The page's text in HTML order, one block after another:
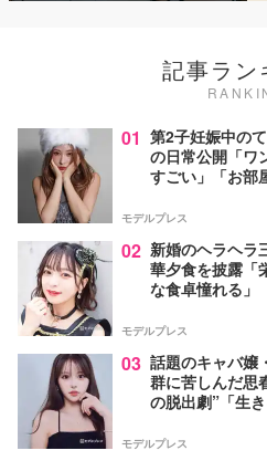
記事ラン
01 第2子妊娠中の
の日常公開「ワ
すごい」「お部
モデルプレス
02 新婚のヘラヘラ
華夕食を披露「
な食卓憧れる」
モデルプレス
03 話題のキャバ嬢
群に苦しんだ思
の脱出劇”「生
モデルプレス